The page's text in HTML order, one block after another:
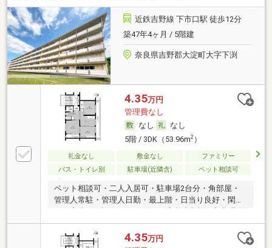
近鉄吉野線 下市口駅 徒歩12分
築47年4ヶ月 / 5階建
奈良県吉野郡大淀町大字下渕
4.35万円
管理費なし
なし
なし
5階 / 3DK（53.96m2）
礼金なし 敷金なし
ファミリー
バス・トイレ別
駐車場(近隣含) ペット相談可
ペット相談可・二人入居可・駐車場2台分・角部屋・
管理人常駐・管理人日勤・最上階・日当り良好・閑静
カード決済可
4.35万円